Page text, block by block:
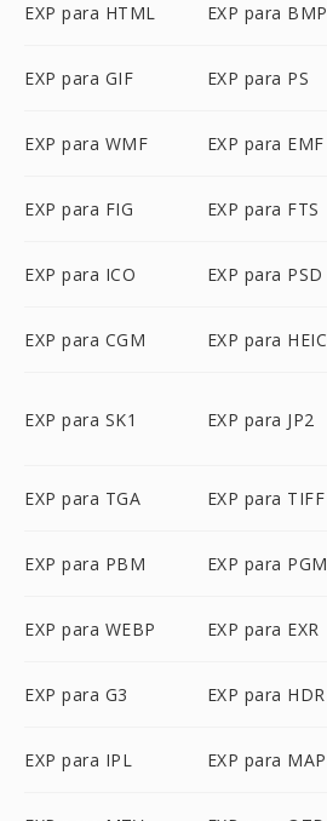
EXP para HTML EXP para BMP
EXP para GIF EXP para PS
EXP para WMF EXP para EMF
EXP para FIG EXP para FTS
EXP para ICO EXP para PSD
EXP para CGM EXP para HEIC
EXP para SK1 EXP para JP2
EXP para TGA EXP para TIFF
EXP para PBM EXP para PGM
EXP para WEBP EXP para EXR
EXP para G3 EXP para HDR
EXP para IPL EXP para MAP